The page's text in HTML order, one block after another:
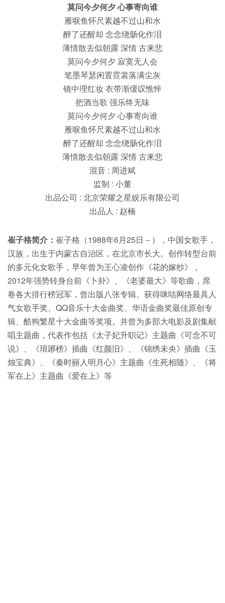
莫问今夕何夕 心事寄向谁
雁唳鱼怀尺素越不过山和水
醉了还醒却 念念绕肠化作泪
薄情散去似朝露 深情 古来悲
莫问今夕何夕 寂寞无人会
笔墨琴瑟闲置霓裳落满尘灰
镜中理红妆 衣带渐缓叹憔悴
把酒当歌 强乐终无味
莫问今夕何夕 心事寄向谁
雁唳鱼怀尺素越不过山和水
醉了还醒却 念念绕肠化作泪
薄情散去似朝露 深情 古来悲
混音 : 周进斌
监制 : 小董
出品公司 : 北京荣耀之星娱乐有限公司
出品人 : 赵楠
崔子格简介： 崔子格（1988年6月25日－），中国女歌手，
汉族，出生于内蒙古自治区，在北京市长大。创作转型台前
的多元化女歌手，早年曾为王心凌创作《花的嫁纱》，
2012年强势转身台前《卜卦》、《老婆最大》等歌曲，席
卷各大排行榜冠军，曾出版八张专辑。获得咪咕网络最具人
气女歌手奖、QQ音乐十大金曲奖、华语金曲奖最佳原创专
辑、酷狗繁星十大金曲等奖项。并曾为多部大电影及剧集献
唱主题曲，代表作包括《太子妃升职记》主题曲《可念不可
说》、《琅琊榜》插曲《红颜旧》、《锦绣未央》插曲《玉
烛宝典》、《秦时丽人明月心》主题曲《生死相随》、《将
军在上》主题曲《爱在上》等